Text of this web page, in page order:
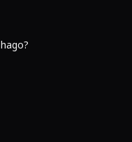
y las imágenes
y la
de
hojas contribuye a
se emplean
campo.